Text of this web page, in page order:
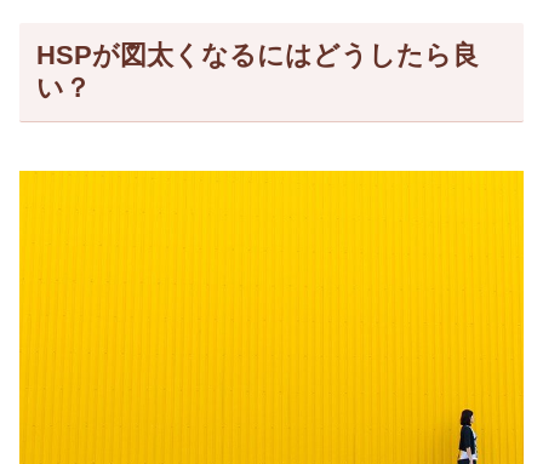
HSPが図太くなるにはどうしたら良
い？